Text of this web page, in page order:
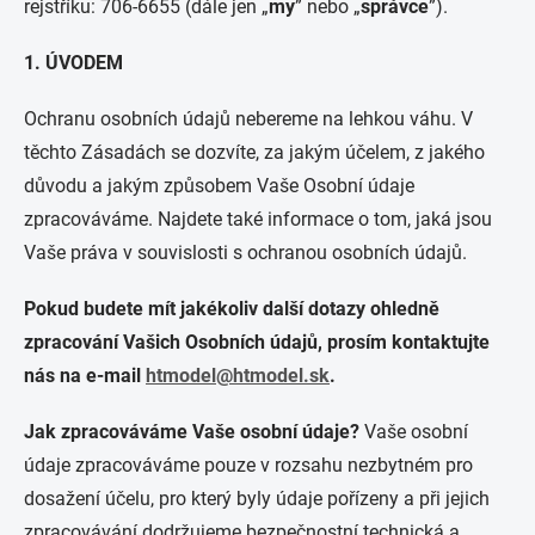
rejstříku: 706-6655 (dále jen „my” nebo „správce”).
1. ÚVODEM
Ochranu osobních údajů nebereme na lehkou váhu. V
těchto Zásadách se dozvíte, za jakým účelem, z jakého
důvodu a jakým způsobem Vaše Osobní údaje
zpracováváme. Najdete také informace o tom, jaká jsou
Vaše práva v souvislosti s ochranou osobních údajů.
Pokud budete mít jakékoliv další dotazy ohledně
zpracování Vašich Osobních údajů, prosím kontaktujte
nás na e-mail htmodel@htmodel.sk.
Jak zpracováváme Vaše osobní údaje? Vaše osobní
údaje zpracováváme pouze v rozsahu nezbytném pro
dosažení účelu, pro který byly údaje pořízeny a při jejich